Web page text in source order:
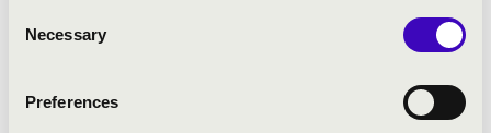
Selection
Necessary
Preferences